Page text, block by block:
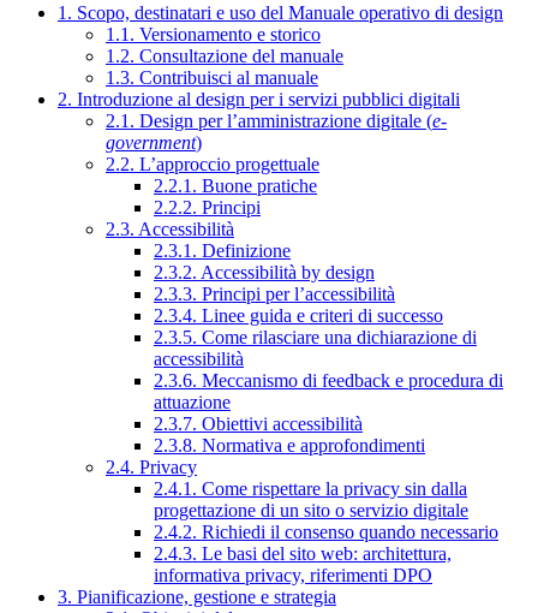
1. Scopo, destinatari e uso del Manuale operativo di design
1.1. Versionamento e storico
1.2. Consultazione del manuale
1.3. Contribuisci al manuale
2. Introduzione al design per i servizi pubblici digitali
2.1. Design per l’amministrazione digitale (e-
government)
2.2. L’approccio progettuale
2.2.1. Buone pratiche
2.2.2. Principi
2.3. Accessibilità
2.3.1. Definizione
2.3.2. Accessibilità by design
2.3.3. Principi per l’accessibilità
2.3.4. Linee guida e criteri di successo
2.3.5. Come rilasciare una dichiarazione di
accessibilità
2.3.6. Meccanismo di feedback e procedura di
attuazione
2.3.7. Obiettivi accessibilità
2.3.8. Normativa e approfondimenti
2.4. Privacy
2.4.1. Come rispettare la privacy sin dalla
progettazione di un sito o servizio digitale
2.4.2. Richiedi il consenso quando necessario
2.4.3. Le basi del sito web: architettura,
informativa privacy, riferimenti DPO
3. Pianificazione, gestione e strategia